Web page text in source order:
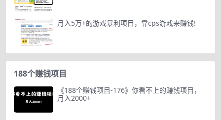
月入5万+的游戏暴利项目，靠cps游戏来赚钱!
188个赚钱项目
《188个赚钱项目-176》你看不上的赚钱项目，
月入2000+